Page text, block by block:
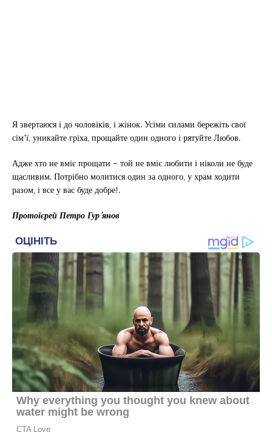
Я звертаюся і до чоловіків, і жінок. Усіми силами бережіть свої
сім’ї, уникайте гріха, прощайте один одного і рятуйте Любов.
Адже хто не вміє прощати – той не вміє любити і ніколи не буде
щасливим. Потрібно молитися один за одного, у храм ходити
разом, і все у вас буде добре!.
Протоієрей Петро Гур’янов